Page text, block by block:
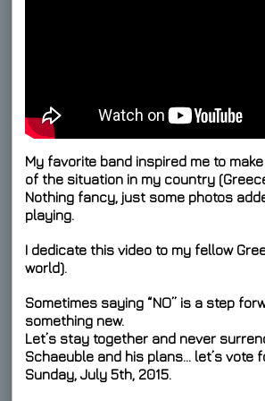
My favorite band inspired me to
of the situation in my country
Nothing fancy, just some photos
playing.
I dedicate this video to my fellow
world).
Sometimes saying “NO” is a step
something new.
Let’s stay together and never
Schaeuble and his plans… let’svote
Sunday, July 5th, 2015.